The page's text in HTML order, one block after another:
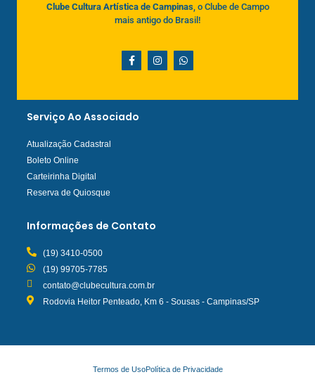
Clube Cultura Artística de Campinas, o Clube de Campo
mais antigo do Brasil!
Serviço Ao Associado
Atualização Cadastral
Boleto Online
Carteirinha Digital
Reserva de Quiosque
Informações de Contato
(19) 3410-0500
(19) 99705-7785
contato@clubecultura.com.br
Rodovia Heitor Penteado, Km 6 - Sousas - Campinas/SP
Termos de UsoPolítica de Privacidade